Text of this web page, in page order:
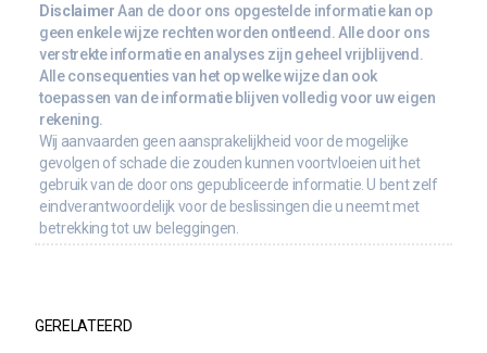
Disclaimer Aan de door ons opgestelde informatie kan op
geen enkele wijze rechten worden ontleend. Alle door ons
verstrekte informatie en analyses zijn geheel vrijblijvend.
Alle consequenties van het op welke wijze dan ook
toepassen van de informatie blijven volledig voor uw eigen
rekening.
Wij aanvaarden geen aansprakelijkheid voor de mogelijke
gevolgen of schade die zouden kunnen voortvloeien uit het
gebruik van de door ons gepubliceerde informatie. U bent zelf
eindverantwoordelijk voor de beslissingen die u neemt met
betrekking tot uw beleggingen.
GERELATEERD